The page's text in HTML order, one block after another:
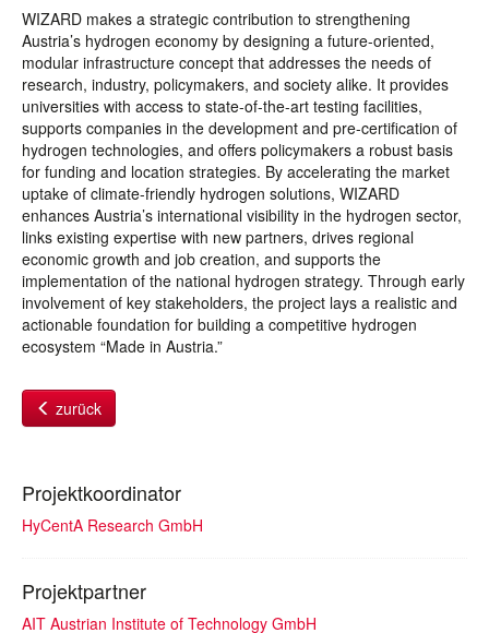
WIZARD makes a strategic contribution to strengthening
Austria’s hydrogen economy by designing a future-oriented,
modular infrastructure concept that addresses the needs of
research, industry, policymakers, and society alike. It provides
universities with access to state-of-the-art testing facilities,
supports companies in the development and pre-certification of
hydrogen technologies, and offers policymakers a robust basis
for funding and location strategies. By accelerating the market
uptake of climate-friendly hydrogen solutions, WIZARD
enhances Austria’s international visibility in the hydrogen sector,
links existing expertise with new partners, drives regional
economic growth and job creation, and supports the
implementation of the national hydrogen strategy. Through early
involvement of key stakeholders, the project lays a realistic and
actionable foundation for building a competitive hydrogen
ecosystem “Made in Austria.”
zurück
Projektkoordinator
HyCentA Research GmbH
Projektpartner
AIT Austrian Institute of Technology GmbH